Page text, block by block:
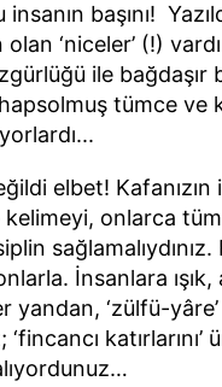
başını!
‘niceler’ (!)
ile bağdaşır
hapsolmuş tümce
elbet! Kafanızın
onlarca
İnsanlara ışık,
yandan, ‘zülfü-